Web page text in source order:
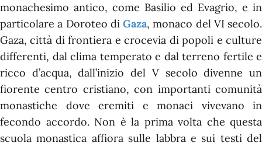
monachesimo antico, come Basilio ed Evagrio, e in
particolare a Doroteo di Gaza, monaco del VI secolo.
Gaza, città di frontiera e crocevia di popoli e culture
differenti, dal clima temperato e dal terreno fertile e
ricco d’acqua, dall’inizio del V secolo divenne un
fiorente centro cristiano, con importanti comunità
monastiche dove eremiti e monaci vivevano in
fecondo accordo. Non è la prima volta che questa
scuola monastica affiora sulle labbra e sui testi del